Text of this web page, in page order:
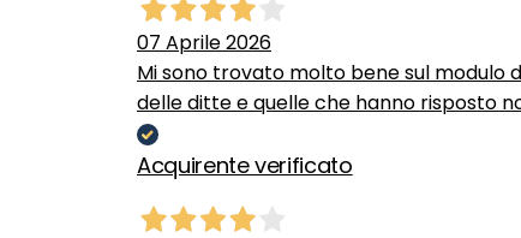
07 Aprile 2026
Mi sono trovato molto bene sul
delle ditte e quelle che hanno risposto
Acquirente verificato